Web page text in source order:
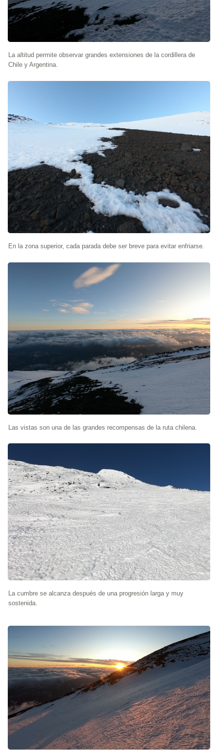
La altitud permite observar grandes extensiones de la cordillera de
Chile y Argentina.
En la zona superior, cada parada debe ser breve para evitar enfriarse.
Las vistas son una de las grandes recompensas de la ruta chilena.
La cumbre se alcanza después de una progresión larga y muy
sostenida.